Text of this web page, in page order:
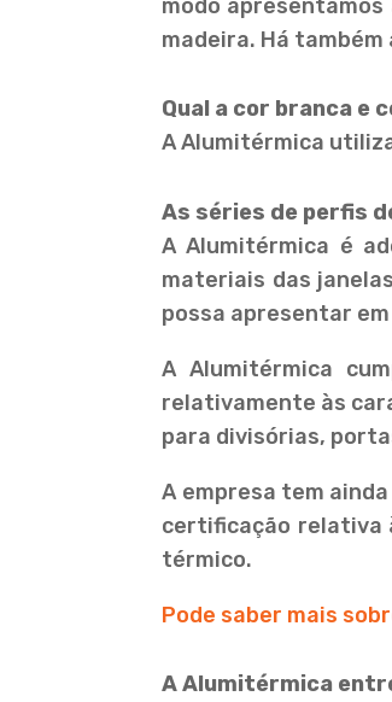
modo
madeira. Há
Qual a cor branca e
A Alumitérmica
As séries de perfis
A Alumitérmica é
materiais das
possa apresentar
A Alumitérmica
relativamente às
para divisórias,
A empresa tem
certificação relativa
térmico.
Pode saber mais
A Alumitérmica